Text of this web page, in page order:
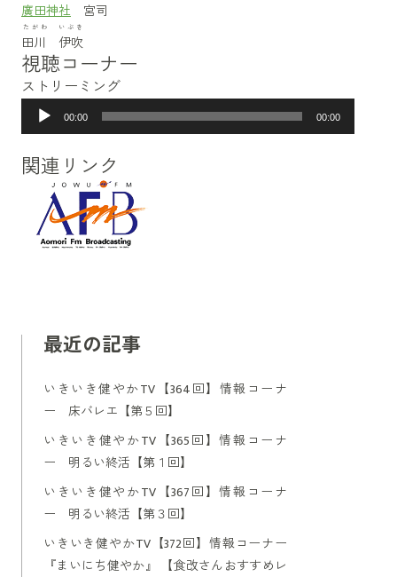
廣田神社 宮司
田川 伊吹
たがわ いぶき
視聴コーナー
ストリーミング
声
プ
レ
00:00 00:00
関連リンク
最近の記事
いきいき健やかTV【364回】情報コーナ
ー 床バレエ【第５回】
いきいき健やかTV【365回】情報コーナ
ー 明るい終活【第１回】
いきいき健やかTV【367回】情報コーナ
ー 明るい終活【第３回】
いきいき健やかTV【372回】情報コーナー
『まいにち健やか』 【食改さんおすすめレ